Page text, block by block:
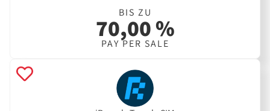
BIS ZU
70,00 %
PAY PER SALE